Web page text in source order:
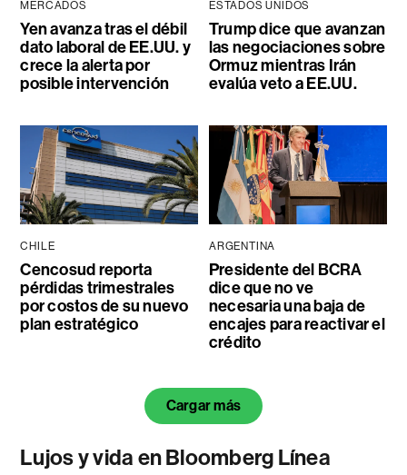
MERCADOS
Yen avanza tras el débil
dato laboral de EE.UU. y
crece la alerta por
posible intervención
ESTADOS UNIDOS
Trump dice que avanzan
las negociaciones sobre
Ormuz mientras Irán
evalúa veto a EE.UU.
CHILE
Cencosud reporta
pérdidas trimestrales
por costos de su nuevo
plan estratégico
ARGENTINA
Presidente del BCRA
dice que no ve
necesaria una baja de
encajes para reactivar el
crédito
Cargar más
Lujos y vida en Bloomberg Línea